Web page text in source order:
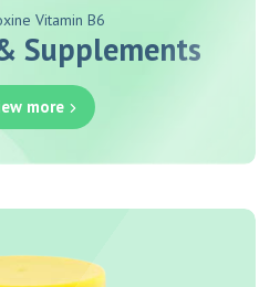
Vitamin B6
Supplements
more